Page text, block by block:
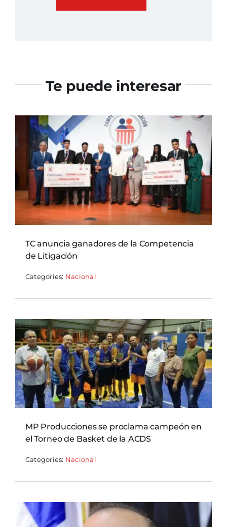
Te puede interesar
TC anuncia ganadores de la Competencia
de Litigación
Categories: Nacional
MP Producciones se proclama campeón en
el Torneo de Basket de la ACDS
Categories: Nacional